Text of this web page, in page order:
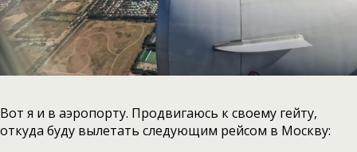
Вот я и в аэропорту. Продвигаюсь к своему гейту,
откуда буду вылетать следующим рейсом в Москву: